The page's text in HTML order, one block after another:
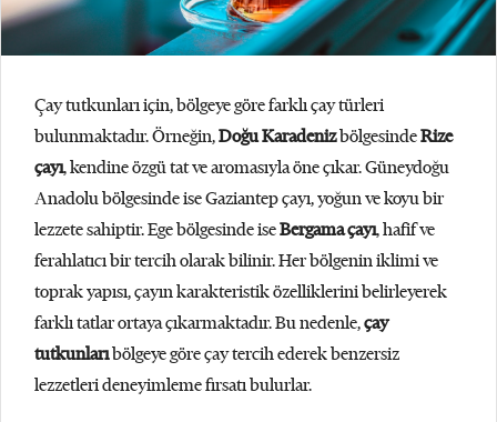
Çay tutkunları için, bölgeye göre farklı çay türleri
bulunmaktadır. Örneğin,Doğu KaradenizbölgesindeRize
çayı, kendine özgü tat ve aromasıyla öne çıkar. Güneydoğu
Anadolu bölgesinde ise Gaziantep çayı, yoğun ve koyu bir
lezzete sahiptir. Ege bölgesinde iseBergama çayı, hafif ve
ferahlatıcı bir tercih olarak bilinir. Her bölgenin iklimi ve
toprak yapısı, çayın karakteristik özelliklerini belirleyerek
farklı tatlar ortaya çıkarmaktadır. Bu nedenle,çay
tutkunlarıbölgeye göre çay tercih ederek benzersiz
lezzetleri deneyimleme fırsatı bulurlar.